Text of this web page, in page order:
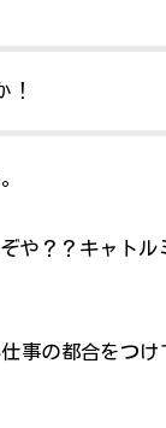
！
や？？キャト
事の都合をつ